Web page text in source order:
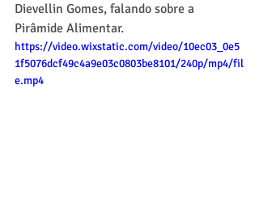
Dievellin Gomes, falando sobre a
Pirâmide Alimentar.
https://video.wixstatic.com/video/10ec03_0e5
1f5076dcf49c4a9e03c0803be8101/240p/mp4/fil
e.mp4